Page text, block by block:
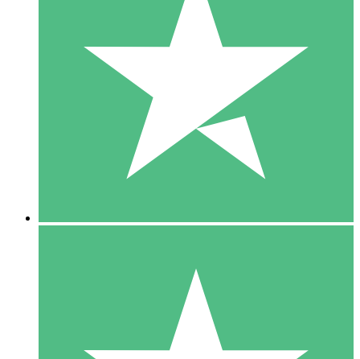
Paquetes de Créditos Individuales
Paga según el uso con créditos de descarga. Sin compromiso
10 00
10 Descargas
20 00